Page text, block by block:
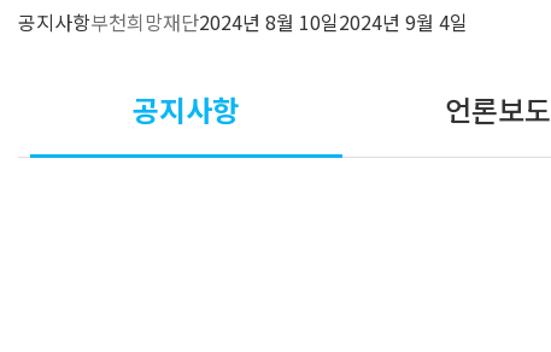
공지사항부천희망재단2024년 8월 10일2024년 9월 4일
공지사항 언론보도